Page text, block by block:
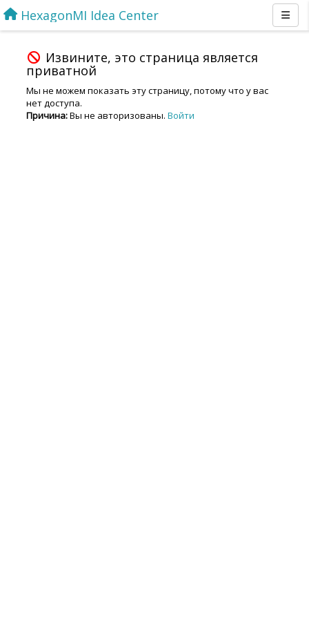
HexagonMI Idea Center
Извините, это страница является
приватной
Мы не можем показать эту страницу, потому что у вас
нет доступа.
Причина:Вы не авторизованы. Войти